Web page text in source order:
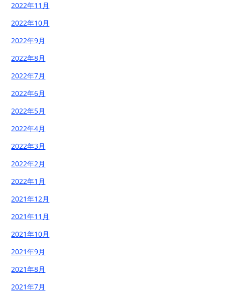
2022年11月
2022年10月
2022年9月
2022年8月
2022年7月
2022年6月
2022年5月
2022年4月
2022年3月
2022年2月
2022年1月
2021年12月
2021年11月
2021年10月
2021年9月
2021年8月
2021年7月